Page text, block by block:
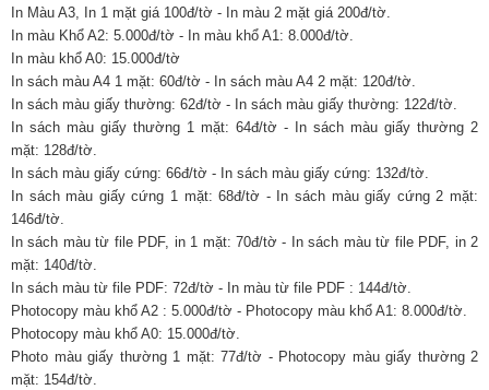
In Màu A3, In 1 mặt giá 100đ/tờ - In màu 2 mặt giá 200đ/tờ.
In màu Khổ A2: 5.000đ/tờ - In màu khổ A1: 8.000đ/tờ.
In màu khổ A0: 15.000đ/tờ
In sách màu A4 1 mặt: 60đ/tờ - In sách màu A4 2 mặt: 120đ/tờ.
In sách màu giấy thường: 62đ/tờ - In sách màu giấy thường: 122đ/tờ.
In sách màu giấy thường 1 mặt: 64đ/tờ - In sách màu giấy thường 2
mặt: 128đ/tờ.
In sách màu giấy cứng: 66đ/tờ - In sách màu giấy cứng: 132đ/tờ.
In sách màu giấy cứng 1 mặt: 68đ/tờ - In sách màu giấy cứng 2 mặt:
146đ/tờ.
In sách màu từ file PDF, in 1 mặt: 70đ/tờ - In sách màu từ file PDF, in 2
mặt: 140đ/tờ.
In sách màu từ file PDF: 72đ/tờ - In màu từ file PDF : 144đ/tờ.
Photocopy màu khổ A2 : 5.000đ/tờ - Photocopy màu khổ A1: 8.000đ/tờ.
Photocopy màu khổ A0: 15.000đ/tờ.
Photo màu giấy thường 1 mặt: 77đ/tờ - Photocopy màu giấy thường 2
mặt: 154đ/tờ.